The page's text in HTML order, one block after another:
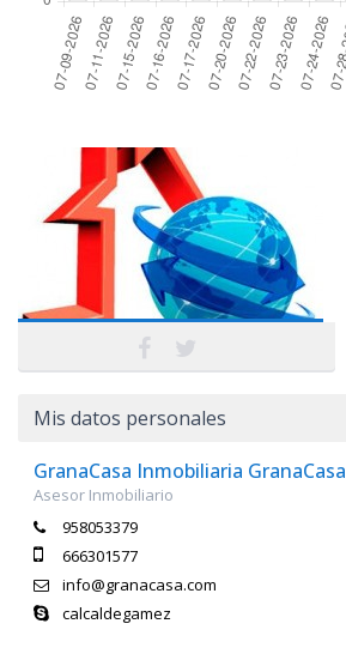
Mis datos personales
GranaCasa Inmobiliaria GranaCasa
Asesor Inmobiliario
958053379
666301577
info@granacasa.com
calcaldegamez